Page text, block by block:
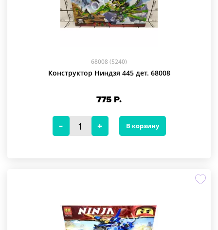
68008 (5240)
Конструктор Ниндзя 445 дет. 68008
775 Р.
В корзину